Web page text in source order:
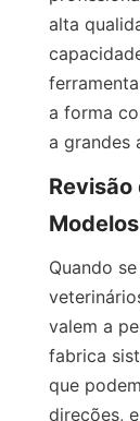
alta
a forma
a grandes
Revisão
Quando
valem a
fabrica
que
direções,